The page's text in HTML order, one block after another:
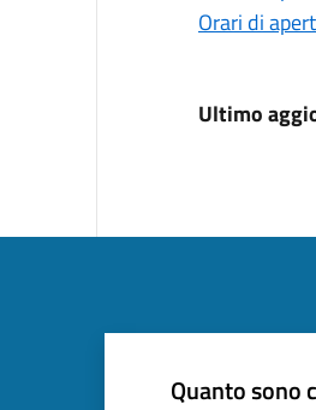
Orari di
Ultimo
Quanto sono